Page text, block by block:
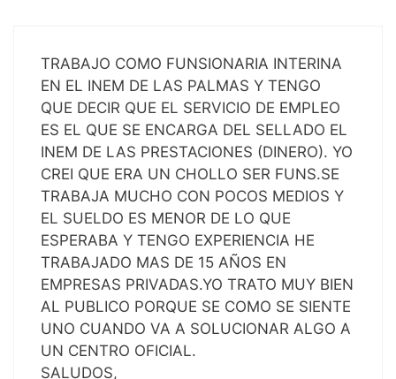
TRABAJO COMO FUNSIONARIA INTERINA
EN EL INEM DE LAS PALMAS Y TENGO
QUE DECIR QUE EL SERVICIO DE EMPLEO
ES EL QUE SE ENCARGA DEL SELLADO EL
INEM DE LAS PRESTACIONES (DINERO). YO
CREI QUE ERA UN CHOLLO SER FUNS.SE
TRABAJA MUCHO CON POCOS MEDIOS Y
EL SUELDO ES MENOR DE LO QUE
ESPERABA Y TENGO EXPERIENCIA HE
TRABAJADO MAS DE 15 AÑOS EN
EMPRESAS PRIVADAS.YO TRATO MUY BIEN
AL PUBLICO PORQUE SE COMO SE SIENTE
UNO CUANDO VA A SOLUCIONAR ALGO A
UN CENTRO OFICIAL.
SALUDOS,